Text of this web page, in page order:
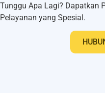
Tunggu Apa Lagi? Dapatkan
Pelayanan yang Spesial.